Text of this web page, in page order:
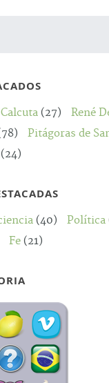
(27) René
Pitágoras de
(24)
(40) Política
Fe (21)